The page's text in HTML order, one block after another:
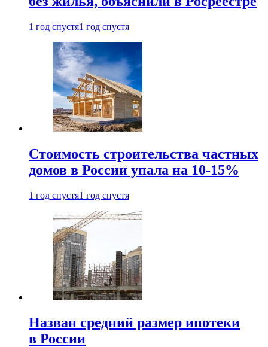
1 год спустя1 год спустя
Стоимость строительства частных
домов в России упала на 10-15%
1 год спустя1 год спустя
Назван средний размер ипотеки
в России